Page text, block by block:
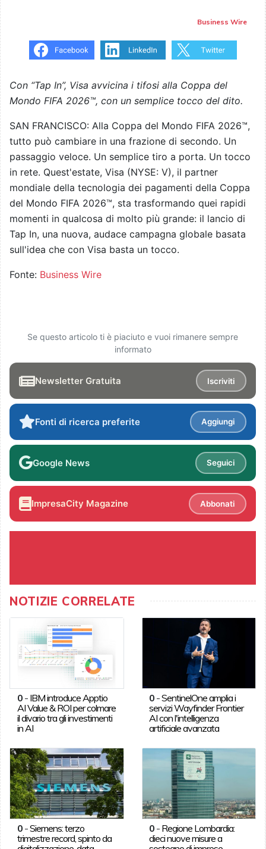
Business Wire
Con “Tap In”, Visa avvicina i tifosi alla Coppa del
Mondo FIFA 2026™, con un semplice tocco del dito.
SAN FRANCISCO: Alla Coppa del Mondo FIFA 2026™,
tutto può cambiare in una frazione di secondo. Un
passaggio veloce. Un semplice tiro a porta. Un tocco
in rete. Quest'estate, Visa (NYSE: V), il partner
mondiale della tecnologia dei pagamenti della Coppa
del Mondo FIFA 2026™, sta trasformando quei rapidi
momenti in qualcosa di molto più grande: il lancio di
Tap In, una nuova, audace campagna globale basata
sull'idea che con Visa basta un tocco.
Fonte: Business Wire
Se questo articolo ti è piaciuto e vuoi rimanere sempre
informato
Newsletter Gratuita Iscriviti
Fonti di ricerca preferite Aggiungi
Google News Seguici
ImpresaCity Magazine Abbonati
NOTIZIE CORRELATE
0- IBM introduce Apptio
AI Value & ROI per colmare
il divario tra gli investimenti
in AI
0 -SentinelOne amplia i
servizi Wayfinder Frontier
AI con l'intelligenza
artificiale avanzata
0-Siemens: terzo
trimestre record, spinto da
0 - Regione Lombardia:
dieci nuove misure a